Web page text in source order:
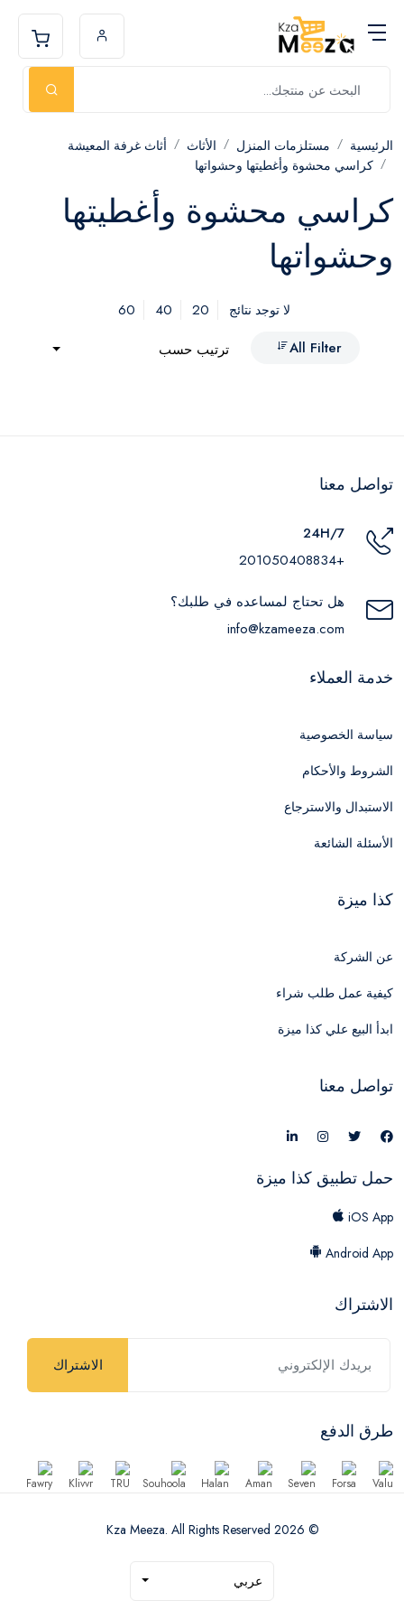
الرئيسية مستلزمات المنزل الأثاث
أثاث غرفة المعيشة
كراسي محشوة وأغطيتها وحشواتها
كراسي محشوة وأغطيتها
وحشواتها
لا توجد نتائج 20
40
60
All Filter
ترتيب حسب
تواصل معنا
24H/7
+201050408834
هل تحتاج لمساعده في طلبك؟
info@kzameeza.com
خدمة العملاء
سياسة الخصوصية
الشروط والأحكام
الاستبدال والاسترجاع
الأسئلة الشائعة
كذا ميزة
عن الشركة
كيفية عمل طلب شراء
ابدأ البيع علي كذا ميزة
تواصل معنا
حمل تطبيق كذا ميزة
iOS App
Android App
الاشتراك
الاشتراك
طرق الدفع
© 2026 Kza Meeza. All Rights Reserved
عربي